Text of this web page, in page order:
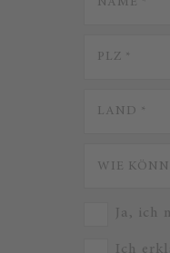
Ja, ich
Ich